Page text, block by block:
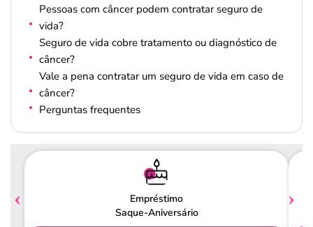
Pessoas com câncer podem contratar seguro de
vida?
Seguro de vida cobre tratamento ou diagnóstico de
câncer?
Vale a pena contratar um seguro de vida em caso de
câncer?
Perguntas frequentes
Empréstimo
Saque-Aniversário